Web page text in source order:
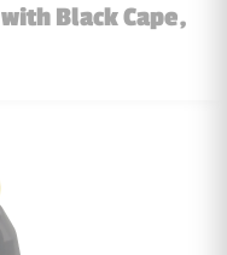
Black Cape,